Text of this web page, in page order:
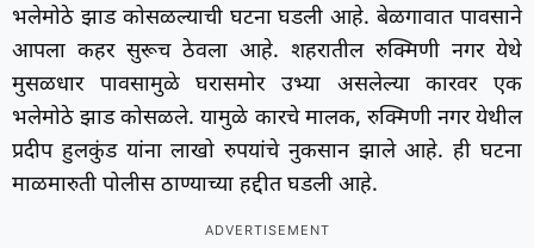
भलेमोठे झाड कोसळल्याची घटना घडली आहे. बेळगावात पावसाने
आपला कहर सुरूच ठेवला आहे. शहरातील रुक्मिणी नगर येथे
मुसळधार पावसामुळे घरासमोर उभ्या असलेल्या कारवर एक
भलेमोठे झाड कोसळले. यामुळे कारचे मालक, रुक्मिणी नगर येथील
प्रदीप हुलकुंड यांना लाखो रुपयांचे नुकसान झाले आहे. ही घटना
माळमारुती पोलीस ठाण्याच्या हद्दीत घडली आहे.
ADVERTISEMENT